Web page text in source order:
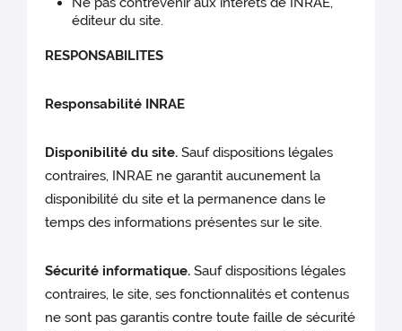
éditeur du site.
RESPONSABILITES
Responsabilité INRAE
Disponibilité du site. Sauf dispositions légales
contraires, INRAE ne garantit aucunement la
disponibilité du site et la permanence dans le
temps des informations présentes sur le site.
Sécurité informatique. Sauf dispositions légales
contraires, le site, ses fonctionnalités et contenus
ne sont pas garantis contre toute faille de sécurité